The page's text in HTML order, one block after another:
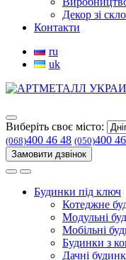
Декор зі
Контакти
ru
uk
Виберіть своє місто:
(068)400 46 48 (050)400
Замовити дзвінок
Будинки під ключ
Котеджне
Модульні
Мобільні
Будинки з
Дачні